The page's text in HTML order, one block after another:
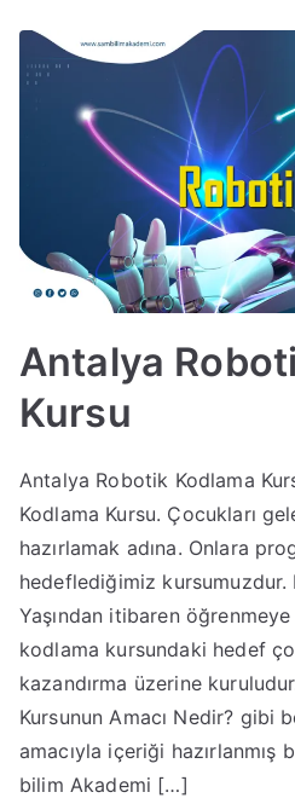
Antalya
Kursu
Antalya Robotik Kodlama
Kodlama Kursu. Çocukları
hazırlamak adına. Onlara
hedeflediğimiz kursumuzdur.
Yaşından itibaren
kodlama kursundaki hedef
kazandırma üzerine
Kursunun Amacı Nedir? gibi
amacıyla içeriği hazırlanmış
bilim Akademi […]